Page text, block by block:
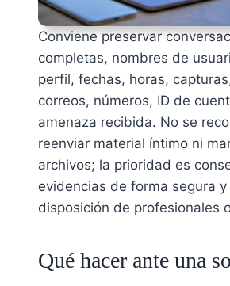
Conviene preservar
completas, nombres de
perfil, fechas, horas,
correos, números, ID de
amenaza recibida. No se
reenviar material íntimo ni
archivos; la prioridad es
evidencias de forma segura y
disposición de profesionales
Qué hacer ante una